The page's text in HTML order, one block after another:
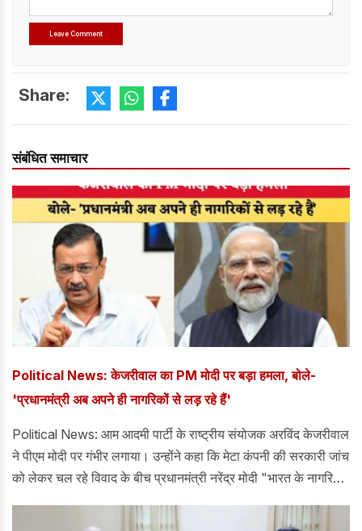
Share:
संबंधित समाचार
Political News: केजरीवाल का PM मोदी पर बड़ा हमला, बोले-
'प्रधानमंत्री अब अपने ही नागरिकों से लड़ रहे हैं'
Political News: आम आदमी पार्टी के राष्ट्रीय संयोजक अरविंद केजरीवाल
ने पीएम मोदी पर गंभीर लगाया। उन्होंने कहा कि मेटा कंपनी की सरकारी जांच
को लेकर चल रहे विवाद के बीच प्रधानमंत्री नरेंद्र मोदी "भारत के नागरिकों
प्रधानमंत्री अपने ही नागरिकों से लड़ रहे हैं और आरोप लगाया कि कागजी